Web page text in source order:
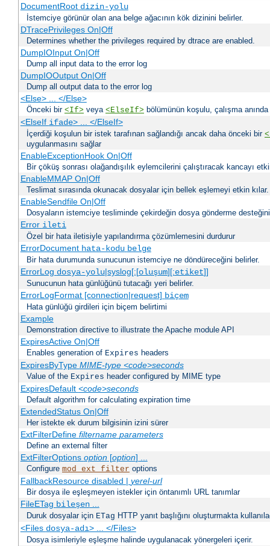
DocumentRoot dizin-yolu
İstemciye görünür olan ana belge ağacının kök dizinini belirler.
DTracePrivileges On|Off
Determines whether the privileges required by dtrace are enabled.
DumpIOInput On|Off
Dump all input data to the error log
DumpIOOutput On|Off
Dump all output data to the error log
<Else> ... </Else>
Önceki bir <If> veya <ElseIf> bölümünün koşulu, çalışma
<ElseIf ifade> ... </ElseIf>
İçerdiği koşulun bir istek tarafınan sağlandığı ancak daha önceki bir
uygulanmasını sağlar
EnableExceptionHook On|Off
Bir çöküş sonrası olağandışılık eylemcilerini çalıştıracak kancayı
EnableMMAP On|Off
Teslimat sırasında okunacak dosyalar için bellek eşlemeyi etkin kılar.
EnableSendfile On|Off
Dosyaların istemciye tesliminde çekirdeğin dosya gönderme
Error ileti
Özel bir hata iletisiyle yapılandırma çözümlemesini durdurur
ErrorDocument hata-kodu belge
Bir hata durumunda sunucunun istemciye ne döndüreceğini belirler.
ErrorLog dosya-yolu|syslog[:[oluşum][:etiket]]
Sunucunun hata günlüğünü tutacağı yeri belirler.
ErrorLogFormat [connection|request] biçem
Hata günlüğü girdileri için biçem belirtimi
Example
Demonstration directive to illustrate the Apache module API
ExpiresActive On|Off
Enables generation of Expires headers
ExpiresByType MIME-type <code>seconds
Value of the Expires header configured by MIME type
ExpiresDefault <code>seconds
Default algorithm for calculating expiration time
ExtendedStatus On|Off
Her istekte ek durum bilgisinin izini sürer
ExtFilterDefine filtername parameters
Define an external filter
ExtFilterOptions option[option] ...
Configure mod_ext_filter options
FallbackResource disabled | yerel-url
Bir dosya ile eşleşmeyen istekler için öntanımlı URL tanımlar
FileETag bileşen...
Duruk dosyalar için ETag HTTP yanıt başlığını oluşturmakta
<Files dosya-adı> ... </Files>
Dosya isimleriyle eşleşme halinde uygulanacak yönergeleri içerir.